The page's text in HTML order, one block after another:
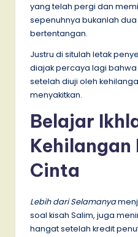
yang telah pergi dan
sepenuhnya bukanlah
bertentangan.
Justru di situlah letak
diajak percaya lagi
setelah diuji oleh
menyakitkan.
Belajar
Kehilangan
Cinta
Lebih dari Selamanya
soal kisah Salim, juga
hangat setelah kredit